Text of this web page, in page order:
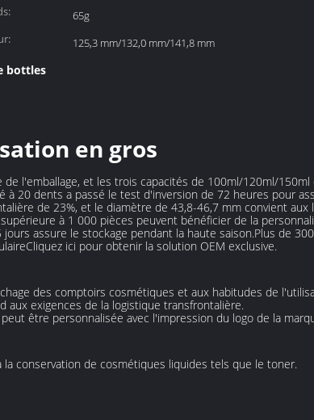
65g
125,3 mm/132,0 mm/141,8 mm
bottles
en gros
l'emballage, et les trois capacités de 100ml/120ml/
20 dents a passé le test d'inversion de 72 heures pour
de 23%, et le diamètre de 43,8-46,7 mm convient aux
à 1 000 pièces peuvent bénéficier de la
assure le stockage pendant la haute saison.Plus de
ici pour obtenir la solution OEM exclusive.
des comptoirs cosmétiques et aux habitudes de
exigences de la logistique transfrontalière.
être personnalisée avec l'impression du logo de la
conservation de cosmétiques liquides tels que le toner.